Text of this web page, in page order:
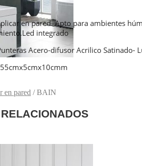
en pared. Apto para ambientes
integrado
Acero-difusor Acrilico Satinado-
en pared / BAIN